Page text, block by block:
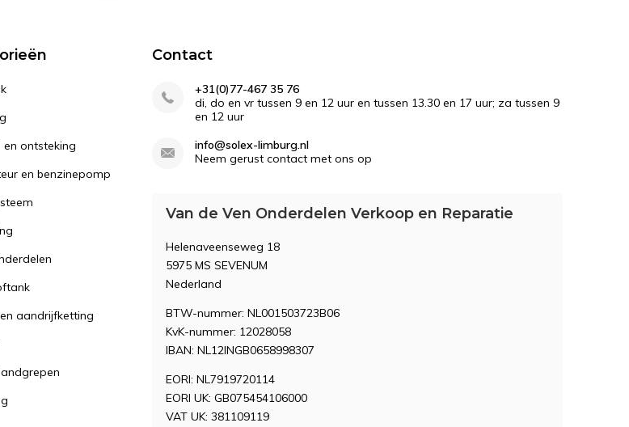
en ontsteking
en benzinepomp
aandrijfketting
Contact
+31(0)77-467 35 76
di, do en vr tussen 9 en 12 uur en tussen 13.30 en 17 uur; za tussen 9
en 12 uur
info@solex-limburg.nl
Neem gerust contact met ons op
Van de Ven Onderdelen Verkoop en Reparatie
Helenaveenseweg 18
5975 MS SEVENUM
Nederland
BTW-nummer: NL001503723B06
KvK-nummer: 12028058
IBAN: NL12INGB0658998307
EORI: NL7919720114
EORI UK: GB075454106000
VAT UK: 381109119